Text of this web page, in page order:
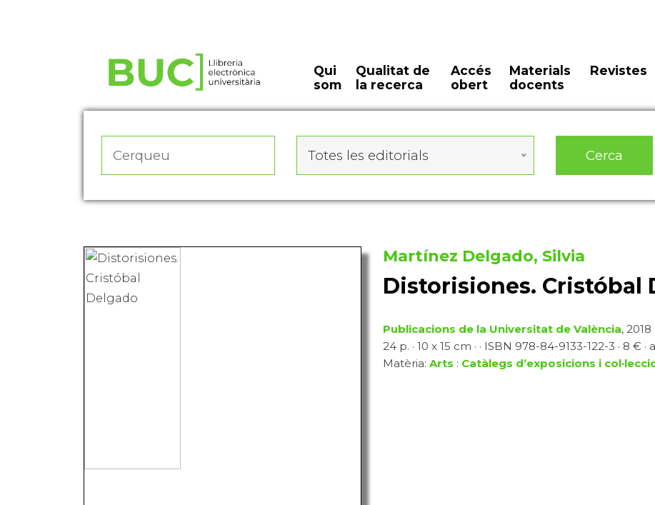
Qui
som
Qualitat de
la recerca
Accés
obert
Materials
docents
Revistes
Totes les editorials Cerca
Martínez Delgado, Silvia
Distorisiones. Cristóbal
Publicacions de la Universitat de València, 2018
24 p. · 10 x 15 cm · · ISBN 978-84-9133-122-3 · 8 € ·
Matèria: Arts : Catàlegs d’exposicions i